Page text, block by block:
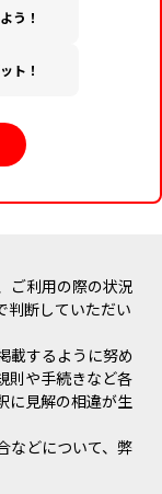
う！
ト！
ご利用の際の状況
判断していただい
載するように努め
則や手続きなど各
に見解の相違が生
などについて、弊